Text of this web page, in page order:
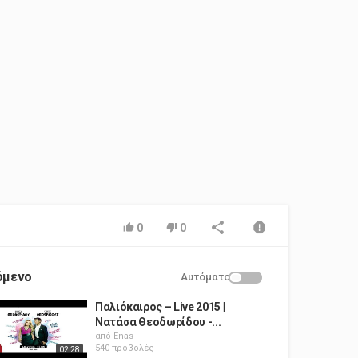
0 0
Αυτόματο
02:28
Παλιόκαιρος – Live 2015 |
Νατάσα Θεοδωρίδου -...
από Enas
540 προβολές